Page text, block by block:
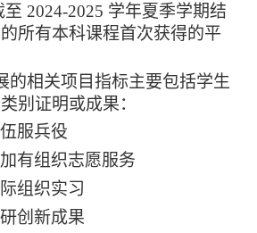
2024-2025 学年夏季学期结
所有本科课程首次获得的平
的相关项目指标主要包括学生
别证明或成果：
服兵役
有组织志愿服务
组织实习
创新成果